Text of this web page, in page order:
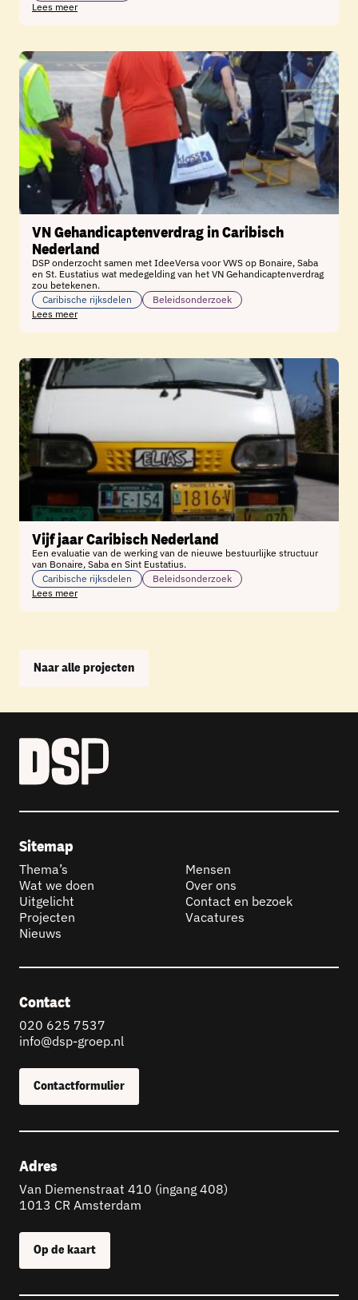
Lees meer
VN Gehandicaptenverdrag in Caribisch
Nederland
DSP onderzocht samen met IdeeVersa voor VWS op Bonaire, Saba
en St. Eustatius wat medegelding van het VN Gehandicaptenverdrag
zou betekenen.
Caribische rijksdelen
Beleidsonderzoek
Lees meer
Vijf jaar Caribisch Nederland
Een evaluatie van de werking van de nieuwe bestuurlijke structuur
van Bonaire, Saba en Sint Eustatius.
Caribische rijksdelen
Beleidsonderzoek
Lees meer
Naar alle projecten
Sitemap
Thema’s
Wat we doen
Uitgelicht
Projecten
Nieuws
Mensen
Over ons
Contact en bezoek
Vacatures
Contact
020 625 7537
info@dsp-groep.nl
Contactformulier
Adres
Van Diemenstraat 410 (ingang 408)
1013 CR Amsterdam
Op de kaart